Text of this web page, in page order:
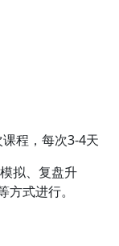
程，每次3-4天
拟、复盘升
式进行。